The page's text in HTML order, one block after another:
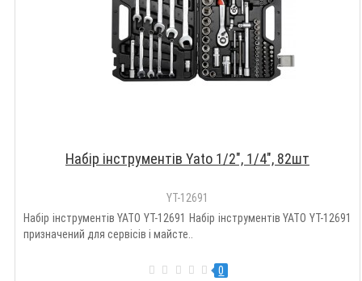
Набір інструментів Yato 1/2", 1/4", 82шт
YT-12691
Набір інструментів YATO YT-12691 Набір інструментів YATO YT-12691
призначений для сервісів і майсте..
0